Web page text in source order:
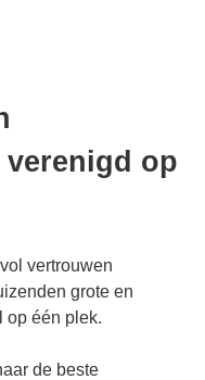
op
vertrouwen
grote en
op één plek.
de beste